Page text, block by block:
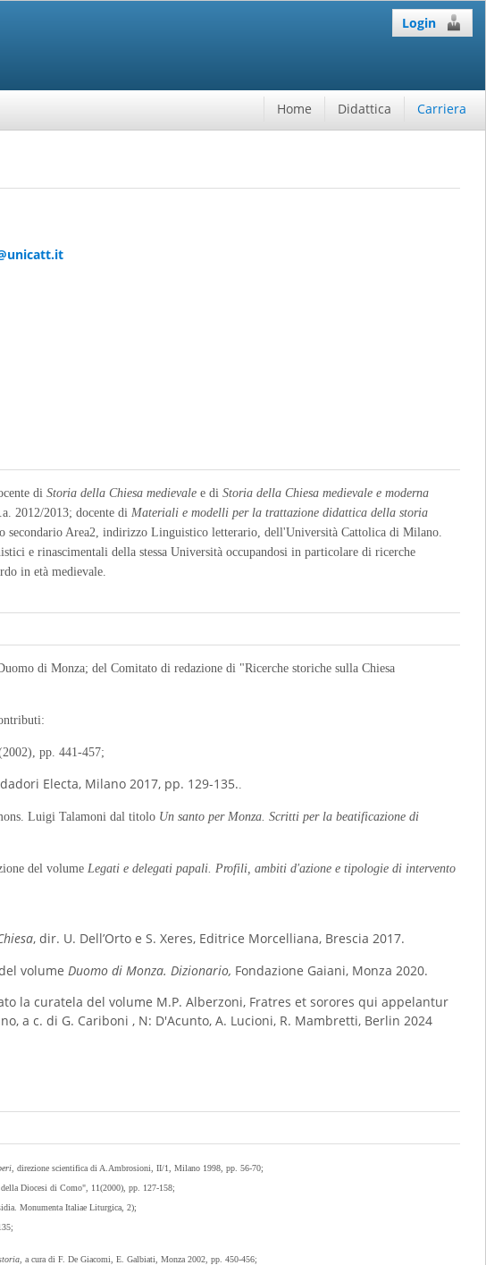
Login
Home Didattica Carriera
di Storia della Chiesa medievale e di Storia della Chiesa medievale e moderna
2012/2013; docente di Materiali e modelli per la trattazione didattica della storia
secondario Area2, indirizzo Linguistico letterario, dell'Università Cattolica di Milano.
e rinascimentali della stessa Università occupandosi in particolare di ricerche
in età medievale.
di Monza; del Comitato di redazione di "Ricerche storiche sulla Chiesa
pp. 441-457;
Electa, Milano 2017, pp. 129-135..
Luigi Talamoni dal titolo Un santo per Monza. Scritti per la beatificazione di
del volume Legati e delegati papali. Profili, ambiti d'azione e tipologie di intervento
, dir. U. Dell’Orto e S. Xeres, Editrice Morcelliana, Brescia 2017.
volume Duomo di Monza. Dizionario, Fondazione Gaiani, Monza 2020.
la curatela del volume M.P. Alberzoni, Fratres et sorores qui appelantur
a c. di G. Cariboni , N: D'Acunto, A. Lucioni, R. Mambretti, Berlin 2024
, direzione scientifica di A.Ambrosioni, II/1, Milano 1998, pp. 56-70;
Diocesi di Como", 11(2000), pp. 127-158;
Monumenta Italiae Liturgica, 2);
, a cura di F. De Giacomi, E. Galbiati, Monza 2002, pp. 450-456;